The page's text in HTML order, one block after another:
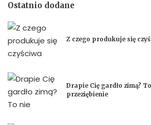
Ostatnio dodane
Z czego produkuje się
Drapie Cię gardło zimą?
przeziębienie